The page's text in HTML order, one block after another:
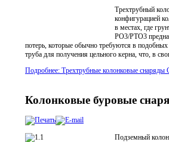
Трехтрубный
конфигурацией
в местах, где
PO3/PTO3
потерь, которые обычно требуются в
труба для получения цельного керна, что, в
Подробнее: Трехтрубные колонковые
Колонковые буровые
Подземный